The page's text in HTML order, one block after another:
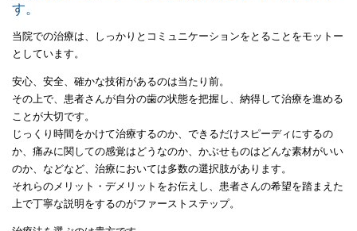
す。
当院での治療は、しっかりとコミュニケーションをとることをモットー
としています。
安心、安全、確かな技術があるのは当たり前。
その上で、患者さんが自分の歯の状態を把握し、納得して治療を進める
ことが大切です。
じっくり時間をかけて治療するのか、できるだけスピーディにするの
か、痛みに関しての感覚はどうなのか、かぶせものはどんな素材がいい
のか、などなど、治療においては多数の選択肢があります。
それらのメリット・デメリットをお伝えし、患者さんの希望を踏まえた
上で丁寧な説明をするのがファーストステップ。